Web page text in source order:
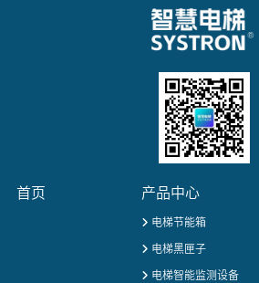
首页 产品中心
电梯节能箱
电梯黑匣子
电梯智能监测设备